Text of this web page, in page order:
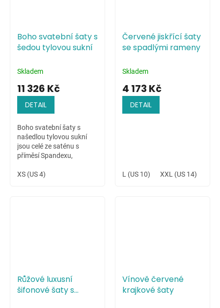
Boho svatební šaty s
šedou tylovou sukní
Skladem
11 326 Kč
DETAIL
Boho svatební šaty s
našedlou tylovou sukní
jsou celé ze saténu s
příměsí Spandexu,
krajkovou aplikací na
XS (US 4)
Červené jiskřící šaty
se spadlými rameny
Skladem
4 173 Kč
DETAIL
L (US 10) XXL (US 14)
Růžové luxusní
šifonové šaty s
Vínově červené
krajkové šaty